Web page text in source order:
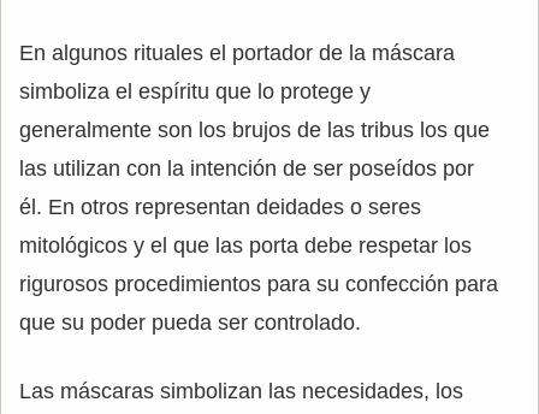
En algunos rituales el portador de la máscara
simboliza el espíritu que lo protege y
generalmente son los brujos de las tribus los que
las utilizan con la intención de ser poseídos por
él. En otros representan deidades o seres
mitológicos y el que las porta debe respetar los
rigurosos procedimientos para su confección para
que su poder pueda ser controlado.
Las máscaras simbolizan las necesidades, los